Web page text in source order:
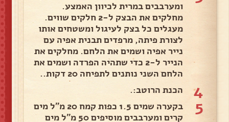
ומערבבים במרית לכיוון האמצע.
מחלקים את הבצק ל-2 חלקים שווים.
מעגלים כל בצק לעיגול ומשטחים אותו
לצורת פיתה, מרפדים תבנית אפיה עם
נייר אפיה ושמים את הלחם. מחלקים את
הנייר ל-2 כדי שתהיה הפרדה ושמים את
הלחם השני נותנים לתפיחה 20 דקות..
4 הכנת הרוטב:.
5
בקערה שמים 1.5 כפות קמח 20 מ"ל מים
קרים ומערבבים מוסיפים 50 מ"ל מים